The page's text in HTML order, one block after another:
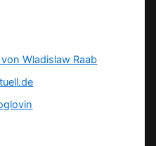
Wladislaw Raab